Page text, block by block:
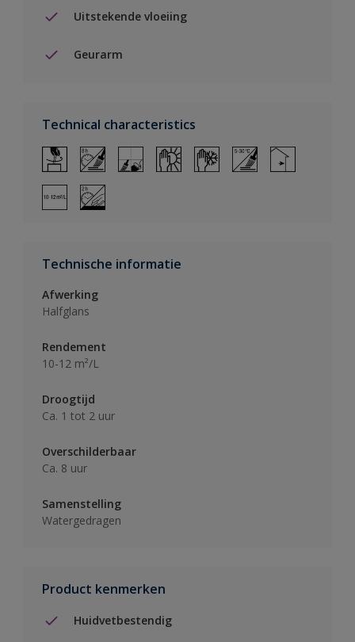
Uitstekende vloeiing
Geurarm
Technical characteristics
Technische informatie
Afwerking
Halfglans
Rendement
10-12 m²/L
Droogtijd
Ca. 1 tot 2 uur
Overschilderbaar
Ca. 8 uur
Samenstelling
Watergedragen
Product kenmerken
Huidvetbestendig